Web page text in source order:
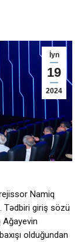
İyn
19
2024
Namiq
Tədbiri giriş sözü
olduğundan